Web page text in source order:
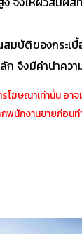
บัติของกระเบื้
จึงมีค่านำควา
ฆษณาเท่านั้น อา
กพนักงานขายก่อน